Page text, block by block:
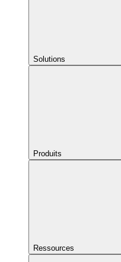
Solutions
Produits
Ressources